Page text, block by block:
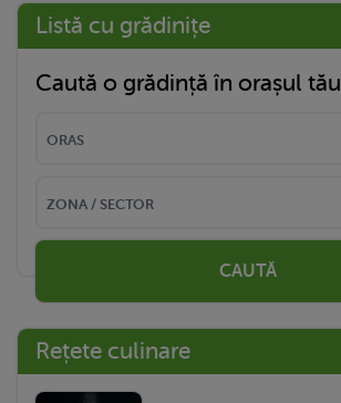
Listă cu grădinițe
Caută o grădință în orașul tău
CAUTĂ
Rețete culinare